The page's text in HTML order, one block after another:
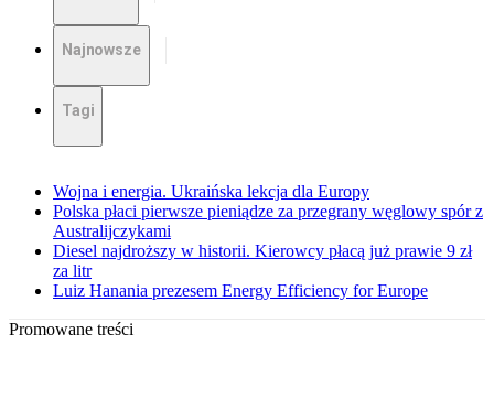
Najnowsze
Tagi
Wojna i energia. Ukraińska lekcja dla Europy
Polska płaci pierwsze pieniądze za przegrany węglowy spór z
Australijczykami
Diesel najdroższy w historii. Kierowcy płacą już prawie 9 zł
za litr
Luiz Hanania prezesem Energy Efficiency for Europe
Promowane treści